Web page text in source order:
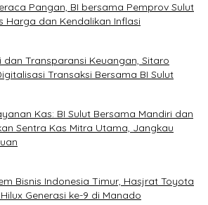
Pangan, BI bersama Pemprov Sulut
Harga dan Kendalikan Inflasi
dan Transparansi Keuangan, Sitaro
Transaksi Bersama BI Sulut
Kas: BI Sulut Bersama Mandiri dan
Sentra Kas Mitra Utama, Jangkau
Bisnis Indonesia Timur, Hasjrat Toyota
Generasi ke-9 di Manado